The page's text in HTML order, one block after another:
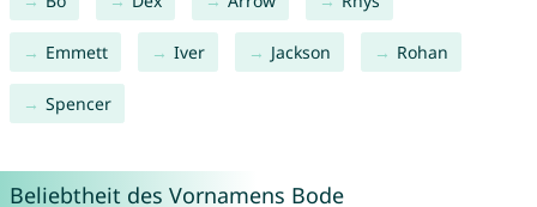
Emmett Iver Jackson Rohan
Spencer
Beliebtheit des Vornamens Bode